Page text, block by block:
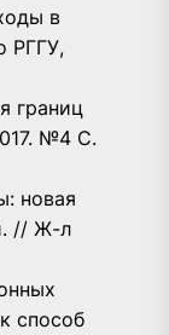
в
РГГУ,
границ
№4 С.
новая
// Ж-л
способ